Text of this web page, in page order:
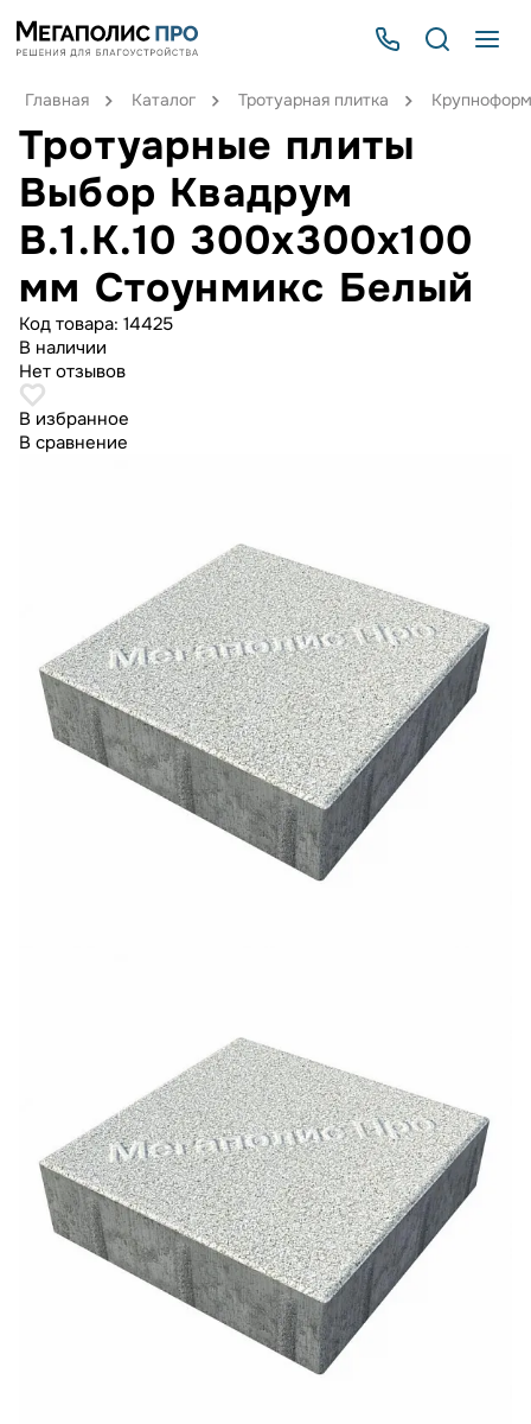
Главная Каталог Тротуарная плитка
Тротуарные плиты
Выбор Квадрум
В.1.К.10 300х300х100
мм Стоунмикс Белый
Код товара: 14425
В наличии
Нет отзывов
В избранное
В сравнение